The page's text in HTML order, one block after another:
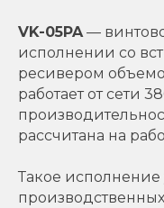
VK-05PA—
исполнении со
ресивером
работает от сети
рассчитана на
Такое